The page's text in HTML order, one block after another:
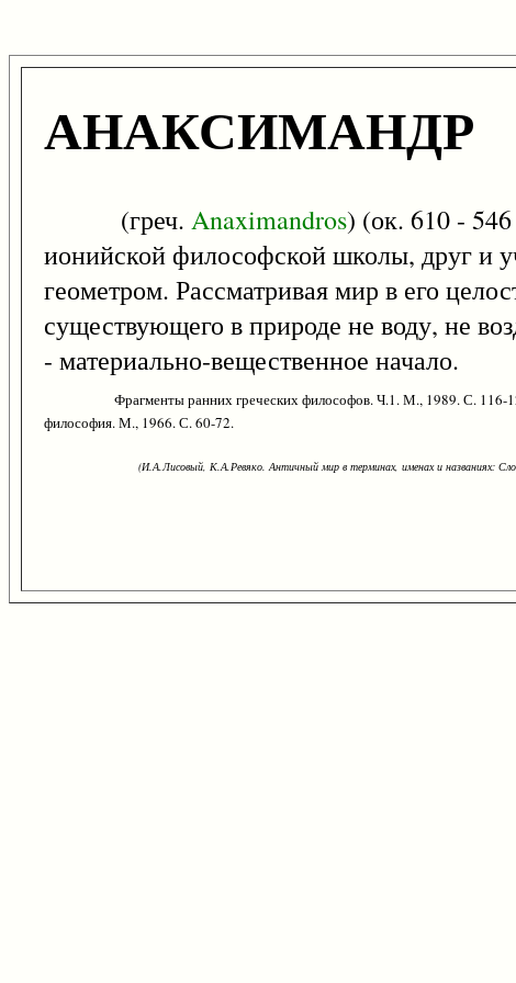
АНАКСИМАНДР
(греч. Anaximandros) (ок. 610 -
ионийской философской школы, друг и
геометром. Рассматривая мир в его
существующего в природе не воду, не
- материально-вещественное начало.
Фрагменты ранних греческих философов. Ч.1. М., 1989. С.
философия. М., 1966. С. 60-72.
(И.А.Лисовый, К.А.Ревяко. Античный мир в терминах, именах и названиях: